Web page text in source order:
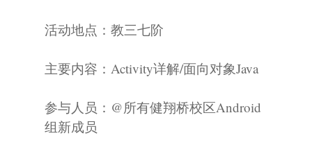
活动地点：教三七阶
主要内容：Activity详解/面向对象Java
参与人员：@所有健翔桥校区Android
组新成员